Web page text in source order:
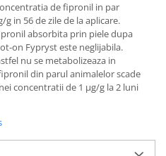
de fipronil in par
in 56 de zile de la aplicare.
absorbita prin piele dupa
on Fypryst este neglijabila.
nu se metabolizeaza in
din parul animalelor scade
concentratii de 1 µg/g la 2 luni